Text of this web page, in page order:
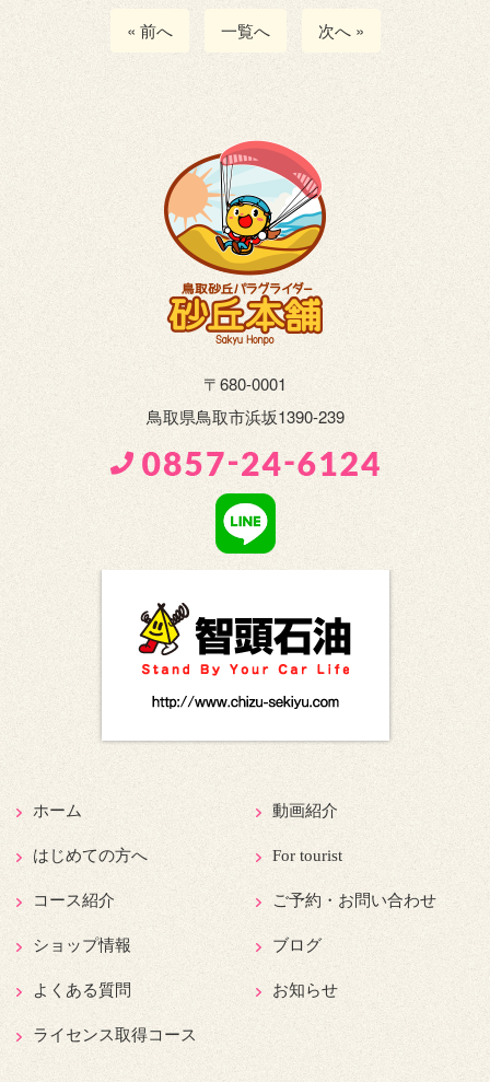
« 前へ 一覧へ 次へ »
〒680-0001
鳥取県鳥取市浜坂1390-239
ホーム
はじめての方へ
コース紹介
ショップ情報
よくある質問
ライセンス取得コース
動画紹介
For tourist
ご予約・お問い合わせ
ブログ
お知らせ